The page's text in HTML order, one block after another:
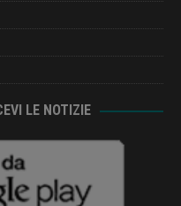
LE NOTIZIE